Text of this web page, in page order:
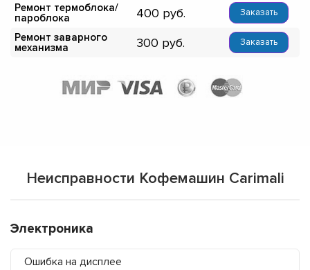
Ремонт термоблока/
пароблока
400 Заказать
Ремонт заварного
механизма
300 Заказать
Неисправности Кофемашин Carimali
Электроника
Ошибка на дисплее